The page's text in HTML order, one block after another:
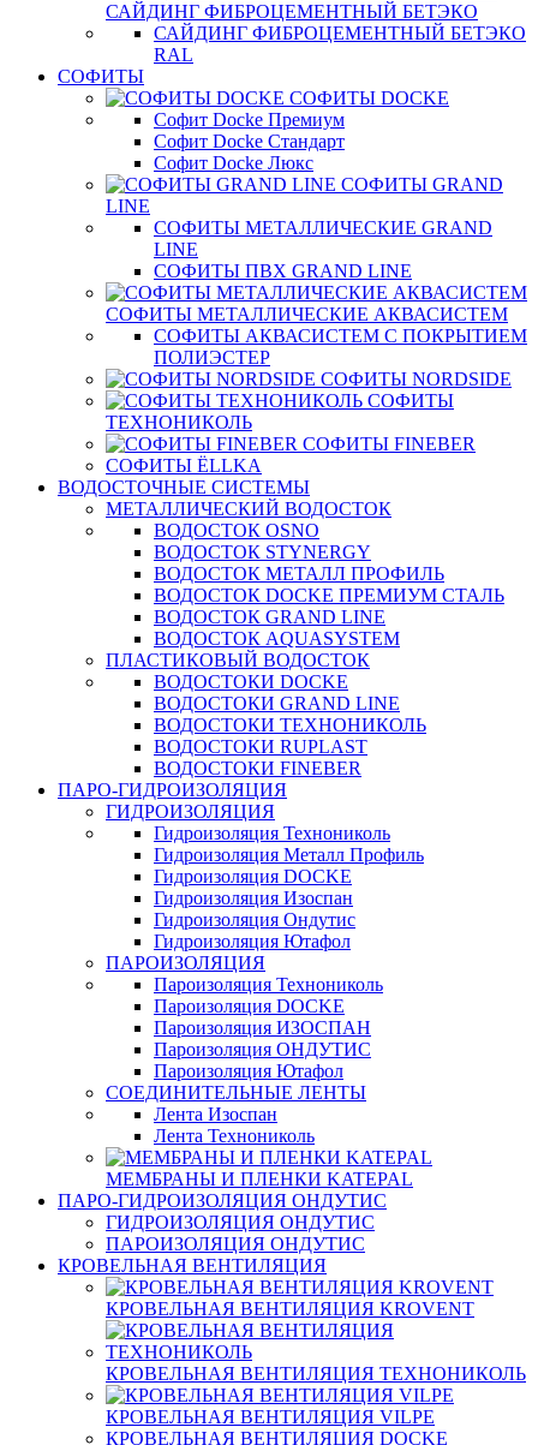
САЙДИНГ ФИБРОЦЕМЕНТНЫЙ БЕТЭКО
САЙДИНГ ФИБРОЦЕМЕНТНЫЙ БЕТЭКО
RAL
СОФИТЫ
СОФИТЫ DOCKE
Софит Docke Премиум
Софит Docke Стандарт
Софит Docke Люкс
СОФИТЫ GRAND
LINE
СОФИТЫ МЕТАЛЛИЧЕСКИЕ GRAND
LINE
СОФИТЫ ПВХ GRAND LINE
СОФИТЫ МЕТАЛЛИЧЕСКИЕ АКВАСИСТЕМ
СОФИТЫ АКВАСИСТЕМ С ПОКРЫТИЕМ
ПОЛИЭСТЕР
СОФИТЫ NORDSIDE
СОФИТЫ
ТЕХНОНИКОЛЬ
СОФИТЫ FINEBER
СОФИТЫ ЁLLKA
ВОДОСТОЧНЫЕ СИСТЕМЫ
МЕТАЛЛИЧЕСКИЙ ВОДОСТОК
ВОДОСТОК OSNO
ВОДОСТОК STYNERGY
ВОДОСТОК МЕТАЛЛ ПРОФИЛЬ
ВОДОСТОК DOCKE ПРЕМИУМ СТАЛЬ
ВОДОСТОК GRAND LINE
ВОДОСТОК AQUASYSTEM
ПЛАСТИКОВЫЙ ВОДОСТОК
ВОДОСТОКИ DOCKE
ВОДОСТОКИ GRAND LINE
ВОДОСТОКИ ТЕХНОНИКОЛЬ
ВОДОСТОКИ RUPLAST
ВОДОСТОКИ FINEBER
ПАРО-ГИДРОИЗОЛЯЦИЯ
ГИДРОИЗОЛЯЦИЯ
Гидроизоляция Технониколь
Гидроизоляция Металл Профиль
Гидроизоляция DOCKE
Гидроизоляция Изоспан
Гидроизоляция Ондутис
Гидроизоляция Ютафол
ПАРОИЗОЛЯЦИЯ
Пароизоляция Технониколь
Пароизоляция DOCKE
Пароизоляция ИЗОСПАН
Пароизоляция ОНДУТИС
Пароизоляция Ютафол
СОЕДИНИТЕЛЬНЫЕ ЛЕНТЫ
Лента Изоспан
Лента Технониколь
МЕМБРАНЫ И ПЛЕНКИ KATEPAL
ПАРО-ГИДРОИЗОЛЯЦИЯ ОНДУТИС
ГИДРОИЗОЛЯЦИЯ ОНДУТИС
ПАРОИЗОЛЯЦИЯ ОНДУТИС
КРОВЕЛЬНАЯ ВЕНТИЛЯЦИЯ
КРОВЕЛЬНАЯ ВЕНТИЛЯЦИЯ KROVENT
КРОВЕЛЬНАЯ ВЕНТИЛЯЦИЯ ТЕХНОНИКОЛЬ
КРОВЕЛЬНАЯ ВЕНТИЛЯЦИЯ VILPE
КРОВЕЛЬНАЯ ВЕНТИЛЯЦИЯ DOCKE